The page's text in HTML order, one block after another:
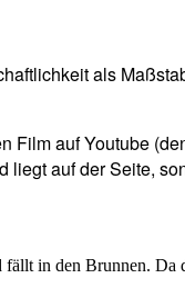
als
auf Youtube
auf der Seite,
in den Brunnen.